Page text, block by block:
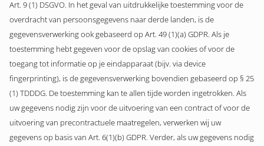
Art. 9 (1) DSGVO. In het geval van uitdrukkelijke toestemming voor de
overdracht van persoonsgegevens naar derde landen, is de
gegevensverwerking ook gebaseerd op Art. 49 (1)(a) GDPR. Als je
toestemming hebt gegeven voor de opslag van cookies of voor de
toegang tot informatie op je eindapparaat (bijv. via device
fingerprinting), is de gegevensverwerking bovendien gebaseerd op § 25
(1) TDDDG. De toestemming kan te allen tijde worden ingetrokken. Als
uw gegevens nodig zijn voor de uitvoering van een contract of voor de
uitvoering van precontractuele maatregelen, verwerken wij uw
gegevens op basis van Art. 6(1)(b) GDPR. Verder, als uw gegevens nodig